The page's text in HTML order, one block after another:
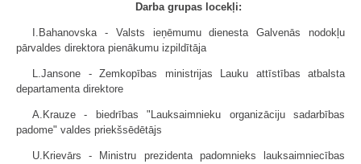
Darba grupas locekļi:
I.Bahanovska - Valsts ieņēmumu dienesta Galvenās nodokļu
pārvaldes direktora pienākumu izpildītāja
L.Jansone - Zemkopības ministrijas Lauku attīstības atbalsta
departamenta direktore
A.Krauze - biedrības "Lauksaimnieku organizāciju sadarbības
padome" valdes priekšsēdētājs
U.Krievārs - Ministru prezidenta padomnieks lauksaimniecības